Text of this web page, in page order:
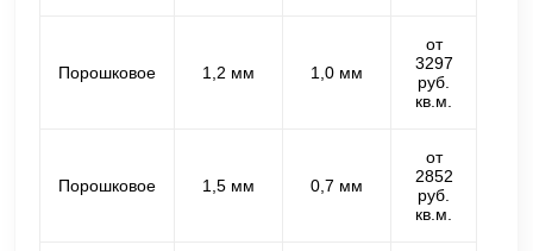
Порошковое 1,2 мм 1,0 мм
от
3297
руб.
кв.м.
Порошковое 1,5 мм 0,7 мм
от
2852
руб.
кв.м.